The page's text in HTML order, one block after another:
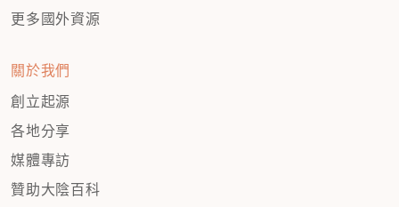
更多國外資源
關於我們
創立起源
各地分享
媒體專訪
贊助大陰百科